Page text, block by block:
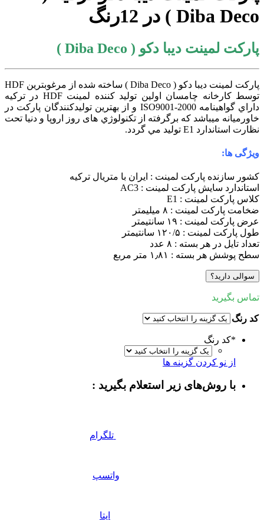
Diba Deco ) در 12رنگ
پارکت لمینت دیبا دکو ( Diba Deco )
پارکت لمینت دیبا دکو ( Diba Deco ) ساخته شده از مرغوبترین HDF
توسط كارخانه چامسان اولین تولید کننده لمينت HDF در ترکیه
داراي گواهينامه ISO9001-2000 و از بهترین تولیدکنندگان پارکت در
خاورمیانه میباشد كه برگرفته از تكنولوژي های روز اروپا و دنیا تحت
نظارت استاندارد E1 توليد مي گردد.
ویژگی ها:
کشور سازنده پارکت لمینت : ایران با متریال ترکیه
استاندارد سایش پارکت لمینت : AC3
کلاس پارکت لمینت : E1
ضخامت پارکت لمینت : ۸ میلیمتر
عرض پارکت لمینت : ۱۹ سانتیمتر
طول پارکت لمینت : ۱۲۰/۵ سانتیمتر
تعداد تایل در هر بسته : ۸ عدد
سطح پوشش هر بسته : ۱٫۸۱ متر مربع
سوالی دارید؟
تماس بگیرید
کد رنگ
*کد رنگ
از نو کردن گزینه ها
با روش‌های زیر استعلام بگیرید :
تلگرام
واتسپ
ایتا